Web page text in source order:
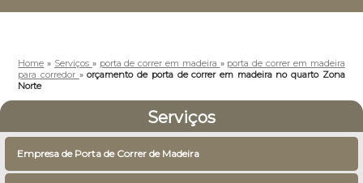
Home » Serviços » porta de correr em madeira » porta de correr em madeira
para corredor »orçamento de porta de correr em madeira no quarto Zona
Norte
Serviços
Empresa de Porta de Correr de Madeira